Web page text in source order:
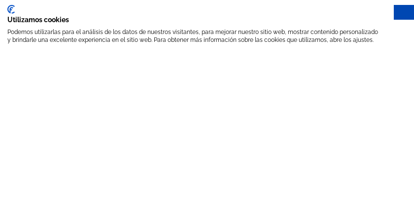
Utilizamos cookies
Podemos utilizarlas para el análisis de los datos de nuestros visitantes, para mejorar nuestro sitio web, mostrar contenido personalizado
y brindarle una excelente experiencia en el sitio web. Para obtener más información sobre las cookies que utilizamos, abre los ajustes.